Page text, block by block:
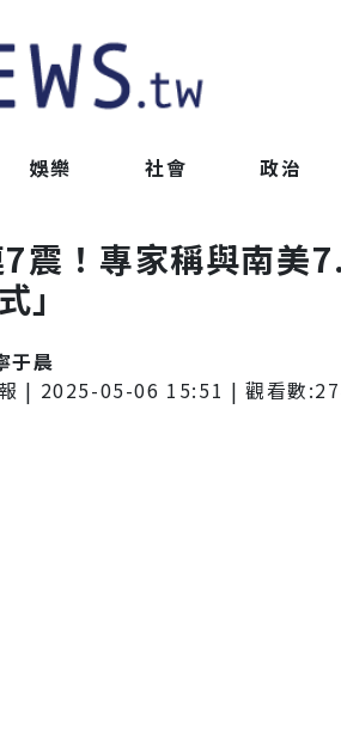
娛樂 社會 政治
震！專家稱與南美
」
于晨
| 2025-05-06 15:51 | 觀看數: